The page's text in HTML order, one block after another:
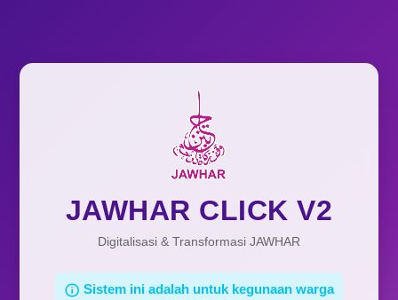
JAWHAR CLICK V2
Digitalisasi & Transformasi JAWHAR
Sistem ini adalah untuk kegunaan warga